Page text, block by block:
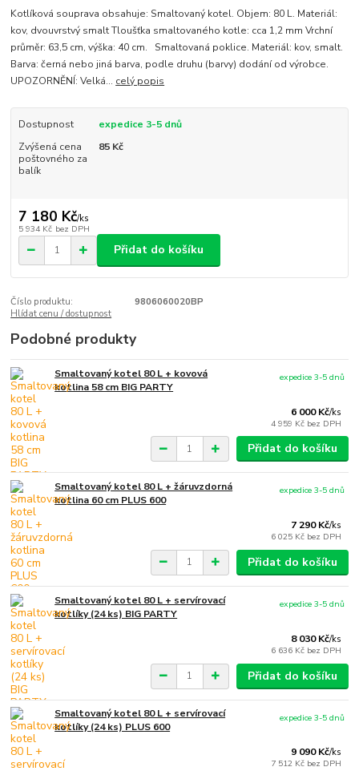
Kotlíková souprava obsahuje: Smaltovaný kotel. Objem: 80 L. Materiál:
kov, dvouvrstvý smalt Tloušťka smaltovaného kotle: cca 1,2 mm Vrchní
průměr: 63,5 cm, výška: 40 cm. Smaltovaná poklice. Materiál: kov, smalt.
Barva: černá nebo jiná barva, podle druhu (barvy) dodání od výrobce.
UPOZORNĚNÍ: Velká... celý popis
Dostupnost
expedice 3-5 dnů
Zvýšená cena
poštovného za
balík
85 Kč
7 180 Kč/ks
5 934 Kč bez DPH
Přidat do košíku
Číslo produktu:
9806060020BP
Hlídat cenu / dostupnost
Podobné produkty
Smaltovaný kotel 80 L + kovová
kotlina 58 cm BIG PARTY
6 000 Kč/ks
4 959 Kč bez DPH
expedice 3-5 dnů
Přidat do košíku
Smaltovaný kotel 80 L + žáruvzdorná
kotlina 60 cm PLUS 600
7 290 Kč/ks
6 025 Kč bez DPH
expedice 3-5 dnů
Přidat do košíku
Smaltovaný kotel 80 L + servírovací
kotlíky (24 ks) BIG PARTY
8 030 Kč/ks
6 636 Kč bez DPH
expedice 3-5 dnů
Přidat do košíku
Smaltovaný kotel 80 L + servírovací
kotlíky (24 ks) PLUS 600
9 090 Kč/ks
7 512 Kč bez DPH
expedice 3-5 dnů